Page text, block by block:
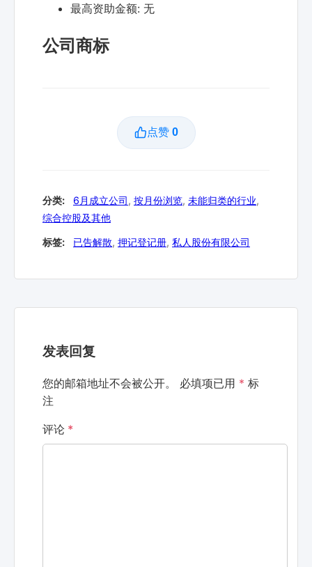
最高资助金额: 无
公司商标
点赞 0
分类: 6月成立公司, 按月份浏览, 未能归类的行业,
综合控股及其他
标签: 已告解散, 押记登记册, 私人股份有限公司
发表回复
您的邮箱地址不会被公开。 必填项已用 * 标
注
评论 *